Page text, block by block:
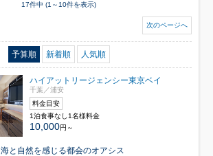
17件中 (1～10件を表示)
次のページへ
予算順 新着順 人気順
ハイアットリージェンシー東京ベイ
千葉／浦安
料金目安
1泊食事なし1名様料金
10,000円～
と自然を感じる都会のオアシス